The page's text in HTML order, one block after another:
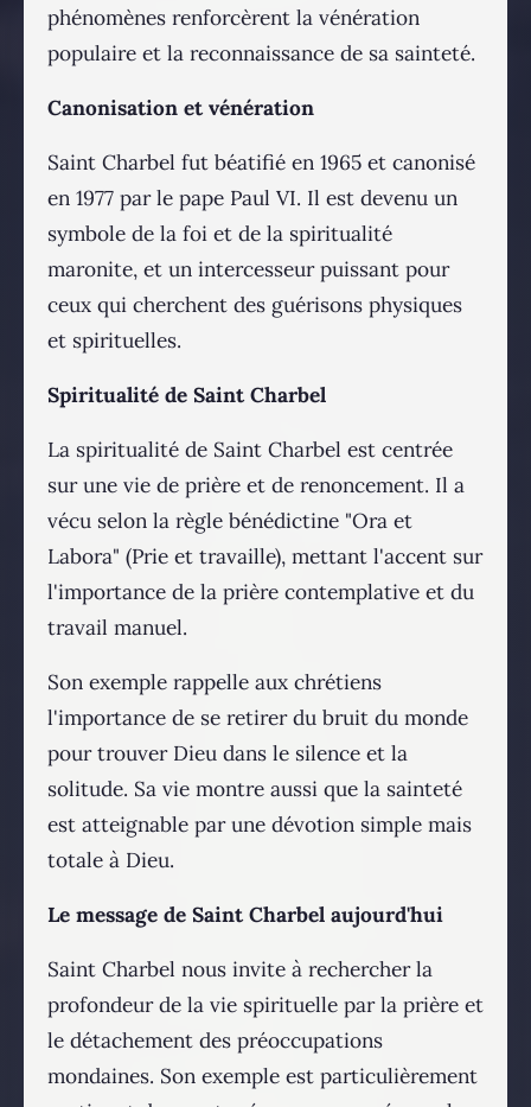
phénomènes renforcèrent la vénération
populaire et la reconnaissance de sa sainteté.
Canonisation et vénération
Saint Charbel fut béatifié en 1965 et canonisé
en 1977 par le pape Paul VI. Il est devenu un
symbole de la foi et de la spiritualité
maronite, et un intercesseur puissant pour
ceux qui cherchent des guérisons physiques
et spirituelles.
Spiritualité de Saint Charbel
La spiritualité de Saint Charbel est centrée
sur une vie de prière et de renoncement. Il a
vécu selon la règle bénédictine "Ora et
Labora" (Prie et travaille), mettant l'accent sur
l'importance de la prière contemplative et du
travail manuel.
Son exemple rappelle aux chrétiens
l'importance de se retirer du bruit du monde
pour trouver Dieu dans le silence et la
solitude. Sa vie montre aussi que la sainteté
est atteignable par une dévotion simple mais
totale à Dieu.
Le message de Saint Charbel aujourd'hui
Saint Charbel nous invite à rechercher la
profondeur de la vie spirituelle par la prière et
le détachement des préoccupations
mondaines. Son exemple est particulièrement